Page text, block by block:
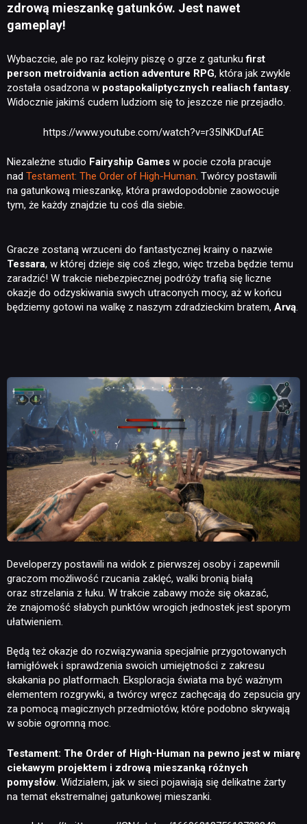
NEWSY
zdrową mieszankę gatunków. Jest nawet
gameplay!
Wybaczcie, ale po raz kolejny piszę o grze z gatunkufirst
person metroidvania action adventure RPG, która jak zwykle
została osadzona w postapokaliptycznych realiach fantasy.
Widocznie jakimś cudem ludziom się to jeszcze nie przejadło.
https://www.youtube.com/watch?v=r35INKDufAE
Niezależne studio Fairyship Games w pocie czoła pracuje
nad Testament: The Order of High-Human. Twórcy postawili
na gatunkową mieszankę, która prawdopodobnie zaowocuje
tym, że każdy znajdzie tu coś dla siebie.
Gracze zostaną wrzuceni do fantastycznej krainy o nazwie
Tessara, w której dzieje się coś złego, więc trzeba będzie temu
zaradzić! W trakcie niebezpiecznej podróży trafią się liczne
okazje do odzyskiwania swych utraconych mocy, aż w końcu
będziemy gotowi na walkę z naszym zdradzieckim bratem, Arvą.
Developerzy postawili na widok z pierwszej osoby i zapewnili
graczom możliwość rzucania zaklęć, walki bronią białą
oraz strzelania z łuku. W trakcie zabawy może się okazać,
że znajomość słabych punktów wrogich jednostek jest sporym
ułatwieniem.
Będą też okazje do rozwiązywania specjalnie przygotowanych
łamigłówek i sprawdzenia swoich umiejętności z zakresu
skakania po platformach. Eksploracja świata ma być ważnym
elementem rozgrywki, a twórcy wręcz zachęcają do zepsucia gry
za pomocą magicznych przedmiotów, które podobno skrywają
w sobie ogromną moc.
Testament: The Order of High-Human na pewno jest w miarę
ciekawym projektem i zdrową mieszanką różnych
pomysłów. Widziałem, jak w sieci pojawiają się delikatne żarty
na temat ekstremalnej gatunkowej mieszanki.